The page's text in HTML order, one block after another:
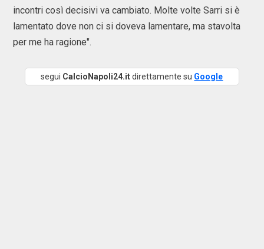
incontri così decisivi va cambiato. Molte volte Sarri si è
lamentato dove non ci si doveva lamentare, ma stavolta
per me ha ragione".
segui CalcioNapoli24.itdirettamente su Google